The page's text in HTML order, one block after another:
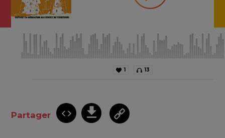
1 13
Partager